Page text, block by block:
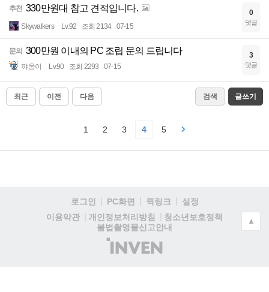
추천 330만원대 참고 견적입니다.
Skywalkers Lv.92 조회 2134 07-15
0
댓글
문의 300만원 이내의 PC 조립 문의 드립니다
꺄옹이 Lv.90 조회 2293 07-15
3
댓글
최근 이전 다음 검색 글쓰기
1 2 3 4 5
로그인 PC화면 퀵링크
설정
이용약관
개인정보처리방침
청소년보호정책
불법촬영물신고안내
(주)
인
▲